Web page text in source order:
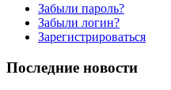
Забыли пароль?
Забыли логин?
Зарегистрироваться
Последние новости